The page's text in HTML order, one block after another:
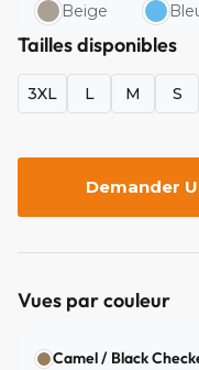
Beige
Tailles disponibles
3XL L M S
Demander
Vues par couleur
Camel / Black